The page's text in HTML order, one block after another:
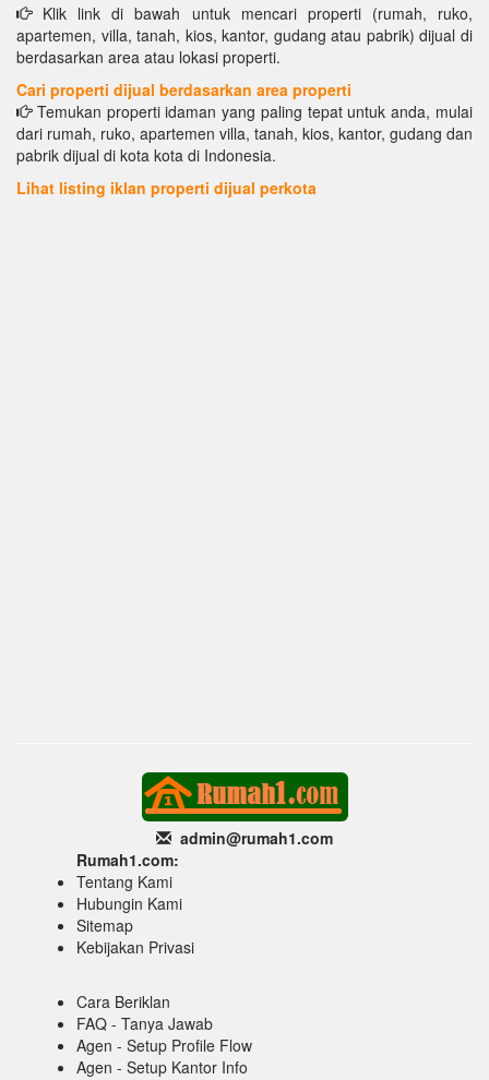
Klik link di bawah untuk mencari properti (rumah, ruko,
apartemen, villa, tanah, kios, kantor, gudang atau pabrik) dijual di
berdasarkan area atau lokasi properti.
Cari properti dijual berdasarkan area properti
Temukan properti idaman yang paling tepat untuk anda, mulai
dari rumah, ruko, apartemen villa, tanah, kios, kantor, gudang dan
pabrik dijual di kota kota di Indonesia.
Lihat listing iklan properti dijual perkota
admin@rumah1.com
Rumah1.com:
Tentang Kami
Hubungin Kami
Sitemap
Kebijakan Privasi
Cara Beriklan
FAQ - Tanya Jawab
Agen - Setup Profile Flow
Agen - Setup Kantor Info